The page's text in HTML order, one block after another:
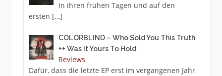
In ihren frühen Tagen und auf den
ersten […]
COLORBLIND – Who Sold You This Truth
++ Was It Yours To Hold
Reviews
Dafür, dass die letzte EP erst im vergangenen Jahr